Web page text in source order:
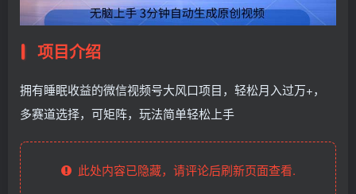
项目介绍
拥有睡眠收益的微信视频号大风口项目，轻松月入过万+，
多赛道选择，可矩阵，玩法简单轻松上手
此处内容已隐藏，请评论后刷新页面查看.